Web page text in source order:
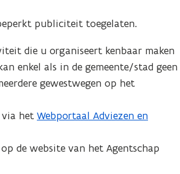
publiciteit toegelaten.
die u organiseert kenbaar maken
enkel als in de gemeente/stad geen
gewestwegen op het
via hetWebportaal Adviezen en
(
p
de website van het Agentschap